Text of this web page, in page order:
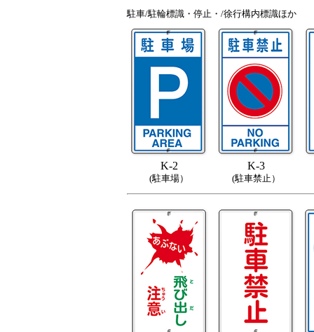
駐車/駐輪標識・停止・/徐行構内標識ほか
K-2
(駐車場）
K-3
(駐車禁止）